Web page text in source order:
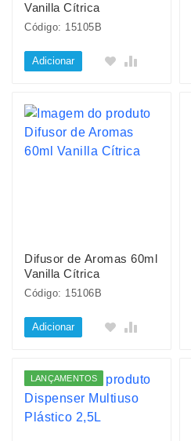
Vanilla Cítrica
Código: 15105B
Adicionar
Difusor de Aromas 60ml
Vanilla Cítrica
Código: 15106B
Adicionar
LANÇAMENTOS